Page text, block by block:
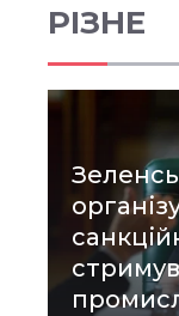
РІЗНЕ